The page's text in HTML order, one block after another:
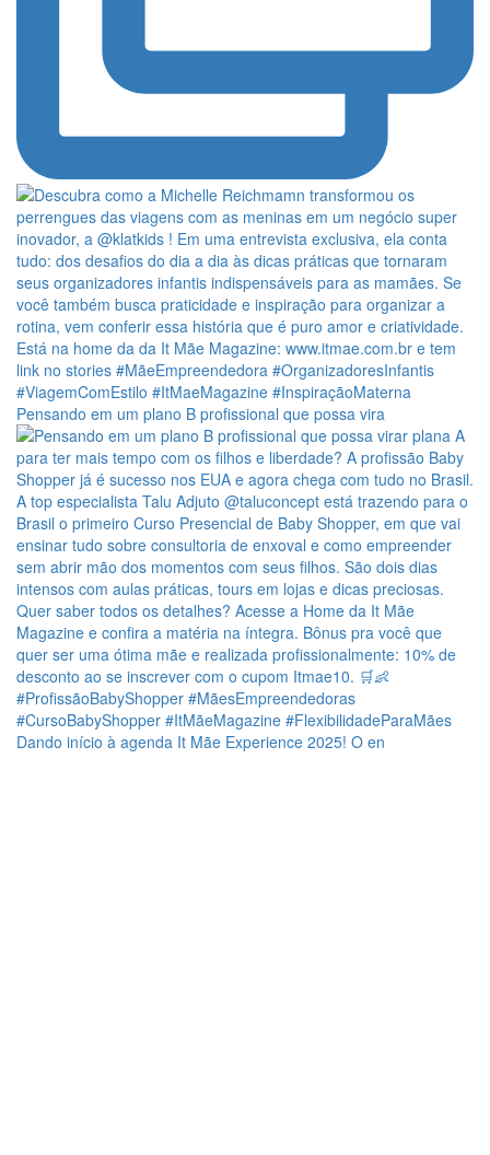
Pensando em um plano B profissional que possa vira
Dando início à agenda It Mãe Experience 2025! O en